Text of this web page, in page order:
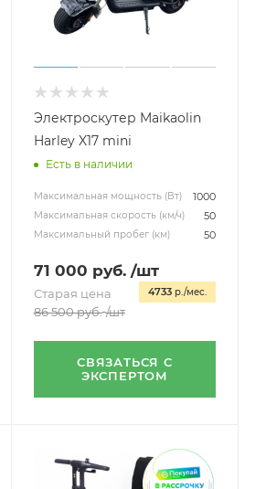
Электроскутер Maikaolin
Harley X17 mini
Есть в наличии
Максимальная мощность (Вт) 1000
Максимальная скорость (км/ч) 50
Максимальный пробег (км) 50
71 000 руб. /шт
4733 р./мес.
Старая цена
86 500руб. /шт
СВЯЗАТЬСЯ С
ЭКСПЕРТОМ